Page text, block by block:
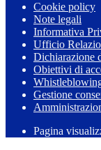
Cookie policy
Note legali
Informativa
Ufficio
Dichiarazione
Obiettivi di
Gestione
Pagina